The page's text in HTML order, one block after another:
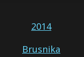
2014
Brusnika